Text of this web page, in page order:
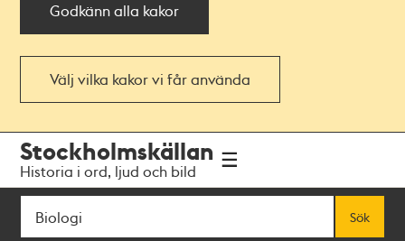
Godkänn alla kakor
Välj vilka kakor vi får använda
navigationen
huvudinnehållet
Stockholmskällan
Historia i ord, ljud och bild
Sök
Sök